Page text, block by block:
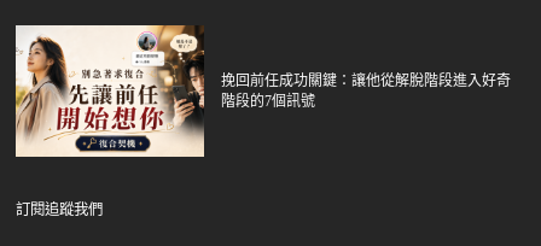
挽回前任成功關鍵：讓他從解脫階段進入好奇
階段的7個訊號
訂閱追蹤我們